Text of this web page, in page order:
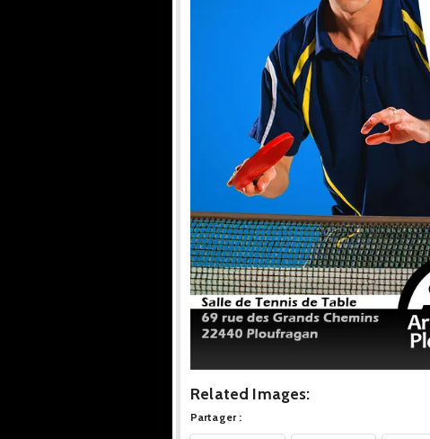
Related Images:
Partager :